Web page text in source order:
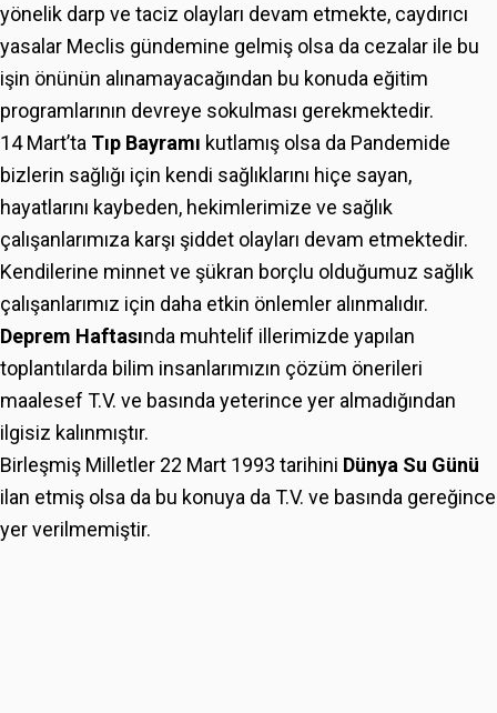
yönelik darp ve taciz olayları devam etmekte, caydırıcı
yasalar Meclis gündemine gelmiş olsa da cezalar ile bu
işin önünün alınamayacağından bu konuda eğitim
programlarının devreye sokulması gerekmektedir.
14 Mart’ta Tıp Bayramı kutlamış olsa da Pandemide
bizlerin sağlığı için kendi sağlıklarını hiçe sayan,
hayatlarını kaybeden, hekimlerimize ve sağlık
çalışanlarımıza karşı şiddet olayları devam etmektedir.
Kendilerine minnet ve şükran borçlu olduğumuz sağlık
çalışanlarımız için daha etkin önlemler alınmalıdır.
Deprem Haftasında muhtelif illerimizde yapılan
toplantılarda bilim insanlarımızın çözüm önerileri
maalesef T.V. ve basında yeterince yer almadığından
ilgisiz kalınmıştır.
Birleşmiş Milletler 22 Mart 1993 tarihini Dünya Su Günü
ilan etmiş olsa da bu konuya da T.V. ve basında gereğince
yer verilmemiştir.